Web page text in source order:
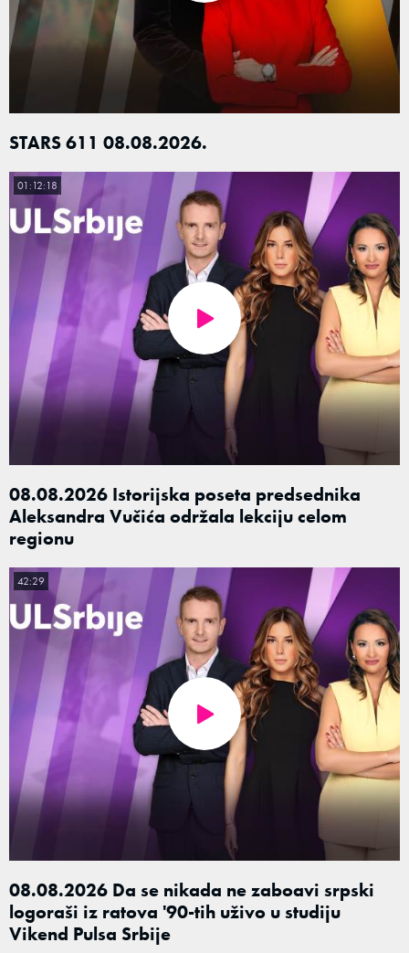
STARS 611 08.08.2026.
08.08.2026 Istorijska poseta predsednika
Aleksandra Vučića održala lekciju celom
regionu
01:12:18
08.08.2026 Da se nikada ne zaboavi srpski
logoraši iz ratova '90-tih uživo u studiju
Vikend Pulsa Srbije
42:29